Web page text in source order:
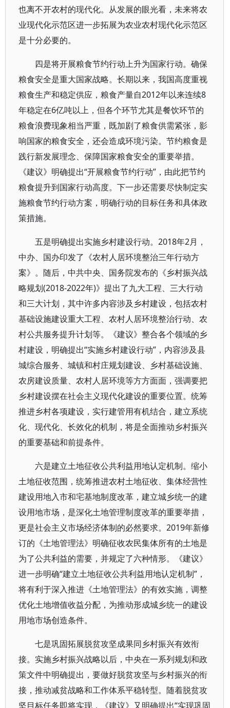
也离不开农村的现代化。从发展的眼光看，未来将农
业现代化示范区进一步拓展为农业农村现代化示范区
是十分必要的。
四是将开展粮食节约行动上升为国家行动。确保
粮食安全是重大国家战略。长期以来，我国高度重视
粮食生产和稳定供应，粮食产量自2012年以来连续8
年稳定在6亿吨以上，但各个环节尤其是餐饮环节的
粮食浪费现象相当严重，既加剧了粮食供需紧张，影
响国家的粮食安全，还会造成环境污染。节约粮食是
践行新发展理念、保障国家粮食安全的重要举措。
《建议》明确提出“开展粮食节约行动”，由此把节约
粮食提升到国家行动高度。下一步还需要尽快制定实
施粮食节约行动方案，明确行动的目标任务和具体政
策措施。
五是明确提出实施乡村建设行动。2018年2月，
中办、国办印发了《农村人居环境整治三年行动方
案》。随后，中共中央、国务院发布的《乡村振兴战
略规划(2018-2022年)》提出了九大工程、三大行动
和三大计划，其中许多内容涉及乡村建设，包括农村
基础设施建设重大工程、农村人居环境整治行动、农
村公共服务提升计划等。《建议》整合各个领域的乡
村建设，明确提出“实施乡村建设行动”，内容涉及县
城综合服务、城镇和村庄规划建设、乡村基础设施、
农房建设质量、农村人居环境等方方面面，强调要把
乡村建设摆在社会主义现代化建设的重要位置。统筹
推进乡村各项建设，实行建管用有机结合，建立系统
化、现代化、长效化的机制，将是全面推动乡村振兴
的重要基础和前提条件。
六是建立土地征收公共利益用地认定机制。缩小
土地征收范围，统筹推进农村土地征收、集体经营性
建设用地入市和宅基地制度改革，建立城乡统一的建
设用地市场，是深化土地管理制度改革的重要举措，
更是社会主义市场经济体制的必然要求。2019年新修
订的《土地管理法》明确征收农民集体所有的土地是
为了公共利益的需要，并规定了六种情形。《建议》
进一步明确“建立土地征收公共利益用地认定机制”，
将有利于深入推进《土地管理法》的有效实施，调整
优化土地增值收益分配，为推动形成城乡统一的建设
用地市场创造条件。
七是巩固拓展脱贫攻坚成果同乡村振兴有效衔
接。实施乡村振兴战略以后，中央在一系列规划和政
策文件中明确提出，要做好脱贫攻坚与乡村振兴的衔
接，推动减贫战略和工作体系平稳转型。随着脱贫攻
坚目标任务即将实现，《建议》又明确提出“实现巩固